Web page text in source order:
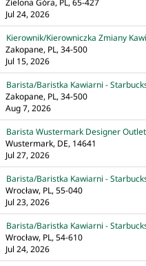
Zielona Góra, PL, 65-427
Jul 24, 2026
Kierownik/Kierowniczka Zmiany
Zakopane, PL, 34-500
Jul 15, 2026
Barista/Baristka Kawiarni -
Zakopane, PL, 34-500
Aug 7, 2026
Barista Wustermark Designer
Wustermark, DE, 14641
Jul 27, 2026
Barista/Baristka Kawiarni -
Wrocław, PL, 55-040
Jul 23, 2026
Barista/Baristka Kawiarni -
Wrocław, PL, 54-610
Jul 24, 2026